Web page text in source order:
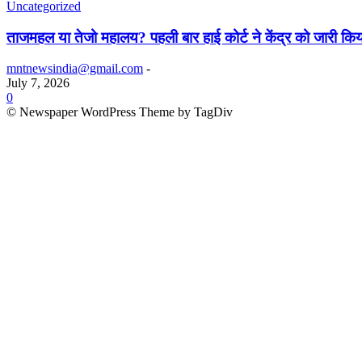
Uncategorized
ताजमहल या तेजो महालय? पहली बार हाई कोर्ट ने केंद्र को जारी
mntnewsindia@gmail.com -
July 7, 2026
0
© Newspaper WordPress Theme by TagDiv